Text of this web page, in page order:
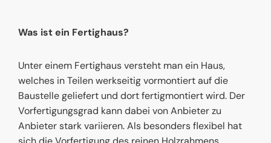
Was ist ein Fertighaus?
Unter einem Fertighaus versteht man ein Haus,
welches in Teilen werkseitig vormontiert auf die
Baustelle geliefert und dort fertigmontiert wird. Der
Vorfertigungsgrad kann dabei von Anbieter zu
Anbieter stark variieren. Als besonders flexibel hat